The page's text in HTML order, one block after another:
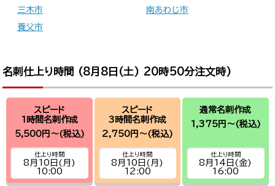
三木市
南あわじ市
養父市
名刺仕上り時間 (8月8日(土) 20時50分注文時)
スピード
1時間名刺作成
5,500円～(税込)
仕上り時間
8月10日(月)
10:00
スピード
3時間名刺作成
2,750円～(税込)
仕上り時間
8月10日(月)
12:00
通常名刺作成
1,375円～(税込)
仕上り時間
8月14日(金)
16:00